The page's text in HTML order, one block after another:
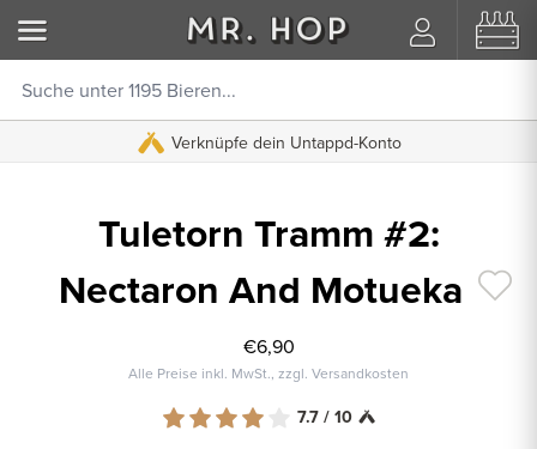
Verknüpfe dein Untappd-Konto
Tuletorn Tramm #2:
Nectaron And Motueka
€6,90
Alle Preise inkl. MwSt., zzgl. Versandkosten
7.7 / 10